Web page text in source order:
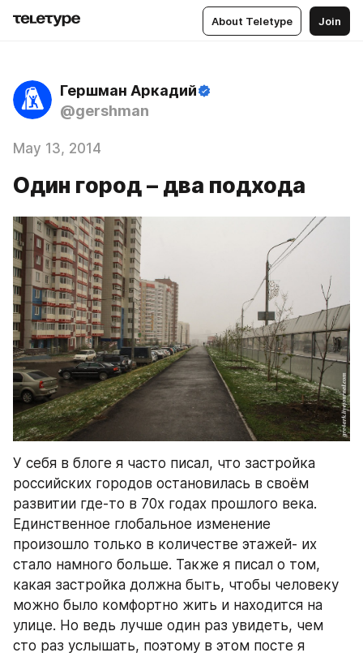
About Teletype Join
Гершман Аркадий
@gershman
May 13, 2014
Один город – два подхода
У себя в блоге я часто писал, что застройка
российских городов остановилась в своём
развитии где-то в 70х годах прошлого века.
Единственное глобальное изменение
произошло только в количестве этажей- их
стало намного больше. Также я писал о том,
какая застройка должна быть, чтобы человеку
можно было комфортно жить и находится на
улице. Но ведь лучше один раз увидеть, чем
сто раз услышать, поэтому в этом посте я